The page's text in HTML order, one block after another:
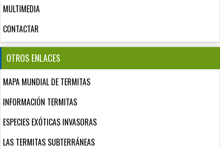
MULTIMEDIA
CONTACTAR
OTROS ENLACES
MAPA MUNDIAL DE TERMITAS
INFORMACIÓN TERMITAS
ESPECIES EXÓTICAS INVASORAS
LAS TERMITAS SUBTERRÁNEAS